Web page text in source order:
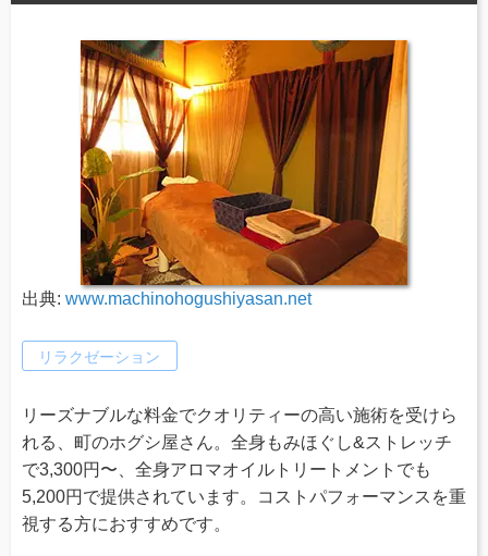
出典: www.machinohogushiyasan.net
リラクゼーション
リーズナブルな料金でクオリティーの高い施術を受けら
れる、町のホグシ屋さん。全身もみほぐし&ストレッチ
で3,300円〜、全身アロマオイルトリートメントでも
5,200円で提供されています。コストパフォーマンスを重
視する方におすすめです。